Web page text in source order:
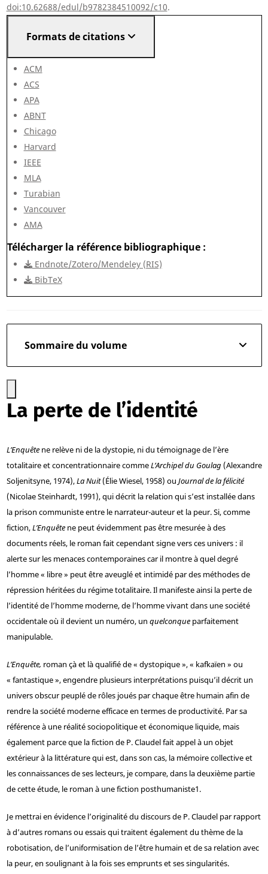
doi:10.62688/edul/b9782384510092/c10.
Formats de citations
ACM
ACS
APA
ABNT
Chicago
Harvard
IEEE
MLA
Turabian
Vancouver
AMA
Télécharger la référence bibliographique
Endnote/Zotero/Mendeley (RIS)
BibTeX
Sommaire du volume
La perte de l’identité
L’Enquêtene relève ni de la dystopie, ni du témoignage de l’ère
totalitaire et concentrationnaire commeL’Archipel du Goulag (Alexandre
Soljenitsyne, 1974),La Nuit(Élie Wiesel, 1958) ou Journal de la félicité
(Nicolae Steinhardt, 1991), qui décrit la relation qui s’est installée dans
la prison communiste entre le narrateur-auteur et la peur. Si, comme
fiction,L’Enquêtene peut évidemment pas être mesurée à des
documents réels, le roman fait cependant signe vers ces univers : il
alerte sur les menaces contemporaines car il montre à quel degré
l’homme « libre » peut être aveuglé et intimidé par des méthodes de
répression héritées du régime totalitaire. Il manifeste ainsi la perte de
l’identité de l’homme moderne, de l’homme vivant dans une société
occidentale où il devient un numéro, un quelconqueparfaitement
manipulable.
L’Enquête, roman çà et là qualifié de « dystopique », « kafkaïen » ou
« fantastique », engendre plusieurs interprétations puisqu’il décrit un
univers obscur peuplé de rôles joués par chaque être humain afin de
rendre la société moderne efficace en termes de productivité. Par sa
référence à une réalité sociopolitique et économique liquide, mais
également parce que la fiction de P. Claudel fait appel à un objet
extérieur à la littérature qui est, dans son cas, la mémoire collective et
les connaissances de ses lecteurs, je compare, dans la deuxième partie
de cette étude, le roman à une fiction posthumaniste1.
Je mettrai en évidence l’originalité du discours de P. Claudel par rapport
à d’autres romans ou essais qui traitent également du thème de la
robotisation, de l’uniformisation de l’être humain et de sa relation avec
la peur, en soulignant à la fois ses emprunts et ses singularités.